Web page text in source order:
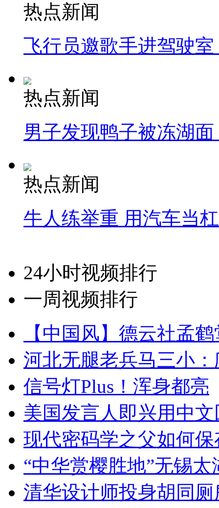
热点新闻
飞行员邀歌手进驾驶
热点新闻
男子发现鸭子被冻湖
热点新闻
牛人练举重 用汽车当
24小时视频排行
一周视频排行
【中国风】德云社孟
河北无腿老兵马三小
信号灯Plus！浑身都亮
美国发言人即兴用中
现代密码学之父如何
“中华赏樱胜地”无锡
清华设计师投身胡同